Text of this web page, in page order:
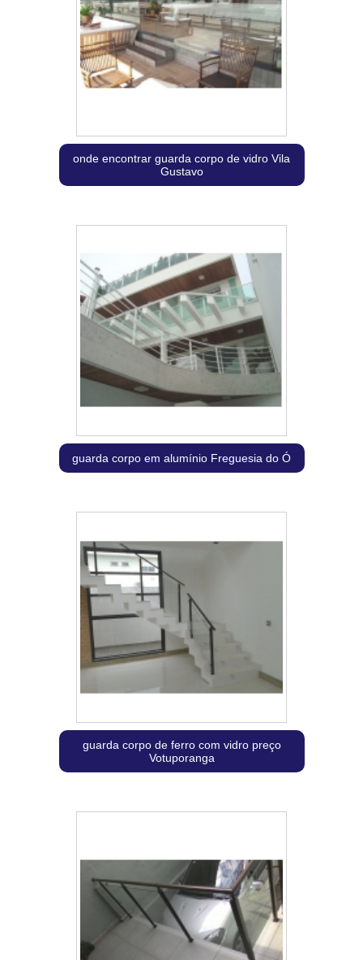
onde encontrar guarda corpo de vidro Vila
Gustavo
guarda corpo em alumínio Freguesia do Ó
guarda corpo de ferro com vidro preço
Votuporanga